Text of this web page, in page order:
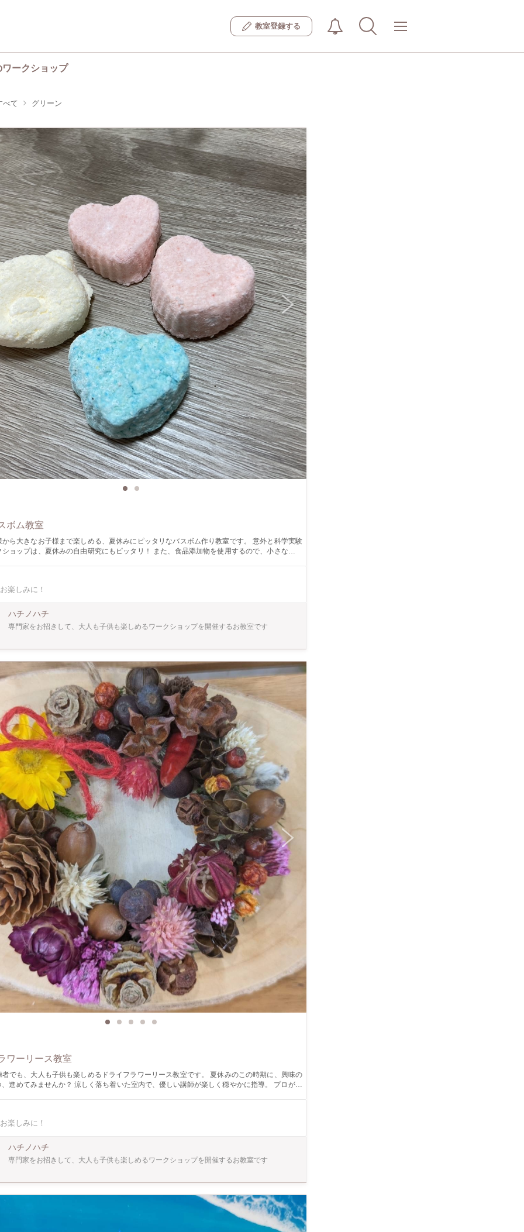
教室登録する
ークショップ
べて グリーン
ボム教室
から大きなお子様まで楽しめる、夏休みにピッタリなバスボム作り教室です。 意外と科学実験
ョップは、夏休みの自由研究にもピッタリ！ また、食品添加物を使用するので、小さなお子
ツをつかんで、是非ご自宅でも作ってみてくださいね！
楽しみに！
ハチノハチ
専門家をお招きして、大人も子供も楽しめるワークショップを開催するお教室です
ワーリース教室
者でも、大人も子供も楽しめるドライフラワーリース教室です。 夏休みのこの時期に、興味の
進めてみませんか？ 涼しく落ち着いた室内で、優しい講師が楽しく穏やかに指導。 プロが選
楽しみに！
ハチノハチ
専門家をお招きして、大人も子供も楽しめるワークショップを開催するお教室です